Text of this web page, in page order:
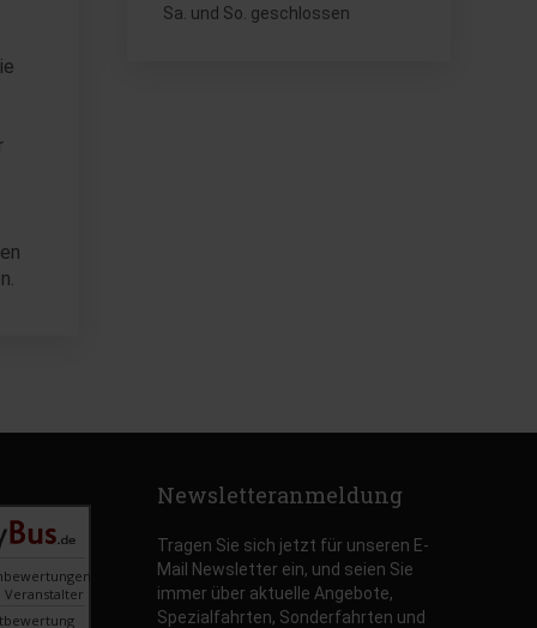
Sa. und So. geschlossen
Newsletteranmeldung
Tragen Sie sich jetzt für unseren E-
Mail Newsletter ein, und seien Sie
immer über aktuelle Angebote,
Spezialfahrten, Sonderfahrten und